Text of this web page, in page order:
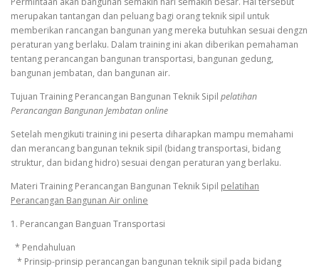
merupakan tantangan dan peluang bagi orang teknik sipil untuk
memberikan rancangan bangunan yang mereka butuhkan sesuai dengzn
peraturan yang berlaku. Dalam training ini akan diberikan pemahaman
tentang perancangan bangunan transportasi, bangunan gedung,
bangunan jembatan, dan bangunan air.
Tujuan Training Perancangan Bangunan Teknik Sipil pelatihan
Perancangan Bangunan Jembatan online
Setelah mengikuti training ini peserta diharapkan mampu memahami
dan merancang bangunan teknik sipil (bidang transportasi, bidang
struktur, dan bidang hidro) sesuai dengan peraturan yang berlaku.
Materi Training Perancangan Bangunan Teknik Sipil pelatihan
Perancangan Bangunan Air online
1. Perancangan Banguan Transportasi
* Pendahuluan
* Prinsip-prinsip perancangan bangunan teknik sipil pada bidang